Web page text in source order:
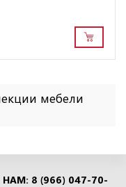
мебели
8 (966) 047-70-